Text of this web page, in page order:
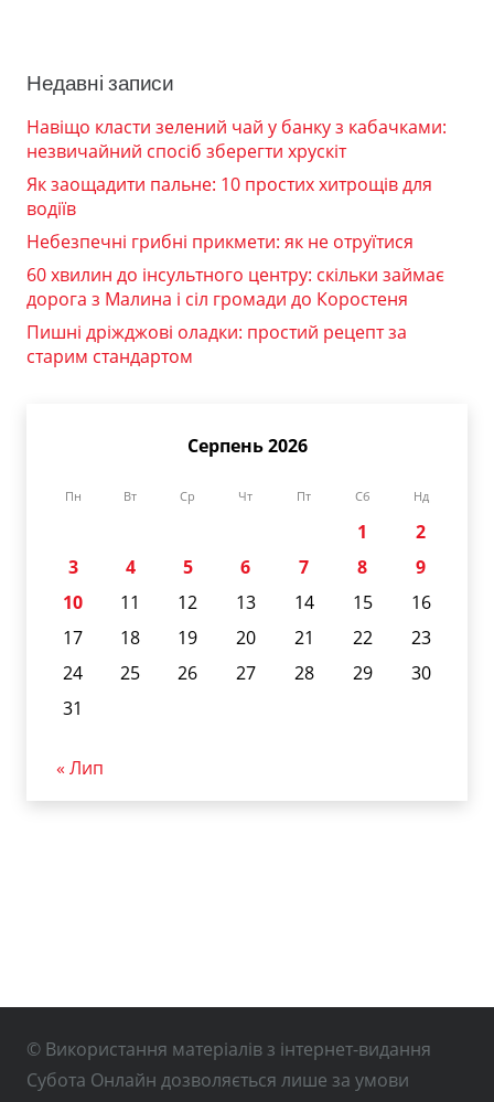
Недавні записи
Навіщо класти зелений чай у банку з кабачками:
незвичайний спосіб зберегти хрускіт
Як заощадити пальне: 10 простих хитрощів для
водіїв
Небезпечні грибні прикмети: як не отруїтися
60 хвилин до інсультного центру: скільки займає
дорога з Малина і сіл громади до Коростеня
Пишні дріжджові оладки: простий рецепт за
старим стандартом
Серпень 2026
Пн Вт Ср Чт Пт Сб Нд
1
2
3
4 5 6 7 8
9
10
11 12 13 14 15
16
17
18 19 20 21 22
23
24
25 26 27 28 29
30
31
« Лип
© Використання матеріалів з інтернет-видання
Субота Онлайн дозволяється лише за умови